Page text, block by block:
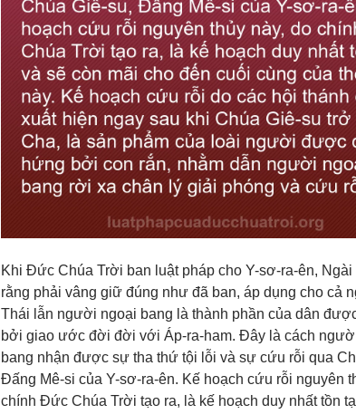
Khi Đức Chúa Trời ban luật pháp cho Y-sơ-ra-ên, Ngài
rằng phải vâng giữ đúng như đã ban, áp dụng cho cả
Thái lẫn người ngoại bang là thành phần của dân
bởi giao ước đời đời với Áp-ra-ham. Đây là cách
bang nhận được sự tha thứ tội lỗi và sự cứu rỗi qua
Đấng Mê-si của Y-sơ-ra-ên. Kế hoạch cứu rỗi nguyên
chính Đức Chúa Trời tạo ra, là kế hoạch duy nhất tồn